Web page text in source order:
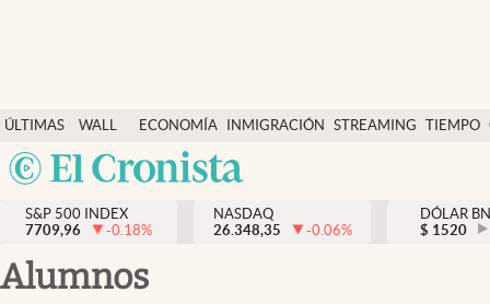
ÚLTIMAS
NOTICIAS
WALL
STREET
Y
DÓLAR
ECONOMÍA INMIGRACIÓN STREAMING TIEMPO
México
Finanzas y economía
Wall Street y dólar
Inmigración
Tiempo
S&P 500 INDEX
7709,96
-0.18%
NASDAQ
26.348,35
-0.06%
DÓLAR
$ 1520
alumnos